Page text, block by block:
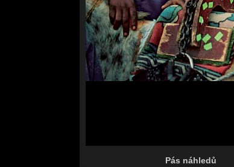
Pás náhledů